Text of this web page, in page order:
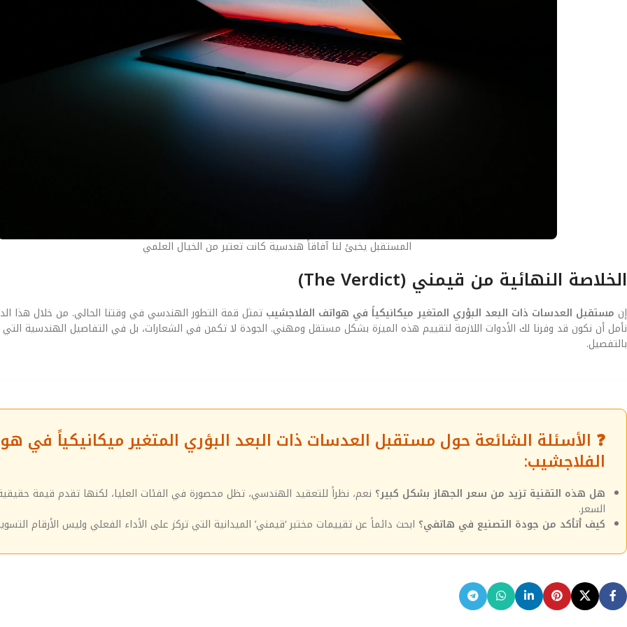
المستقبل يخبئ لنا آفاقاً هندسية كانت تعتبر من الخيال العلمي
الخلاصة النهائية من قيمني (The Verdict)
إن مستقبل العدسات ذات البعد البؤري المتغير ميكانيكياً في هواتف الفلاجشيب تمثل قمة التطور الهندسي في وقتنا الحالي. من خلال هذا
نأمل أن نكون قد وفرنا لك الأدوات اللازمة لتقييم هذه الميزة بشكل مستقل ومهني. الجودة لا تكمن في الشعارات، بل في التفاصيل الهندسية
بالتفصيل.
❓ الأسئلة الشائعة حول مستقبل العدسات ذات البعد البؤري المتغير ميكانيكياً في
الفلاجشيب:
هل هذه التقنية تزيد من سعر الجهاز بشكل كبير؟ نعم، نظراً للتعقيد الهندسي، تظل محصورة في الفئات العليا، لكنها تقدم قيمة
السعر.
كيف أتأكد من جودة التصنيع في هاتفي؟ ابحث دائماً عن تقييمات مختبر ‘قيمني’ الميدانية التي تركز على الأداء الفعلي وليس الأرقام